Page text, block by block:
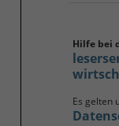
Hilfe bei
Es gelten